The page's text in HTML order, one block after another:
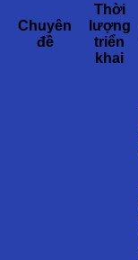
Chuyên
đề
Thời
lượng
triển
khai